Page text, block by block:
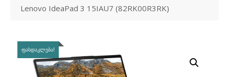
Lenovo IdeaPad 3 15IAU7 (82RK00R3RK)
ᲤᲐᲡᲓᲐᲙᲚᲔᲑᲐ!